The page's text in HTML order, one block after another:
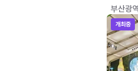
부산광
개최중